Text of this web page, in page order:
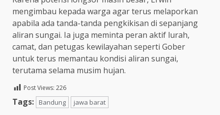
mengimbau kepada warga agar terus melaporkan
apabila ada tanda-tanda pengkikisan di sepanjang
aliran sungai. Ia juga meminta peran aktif lurah,
camat, dan petugas kewilayahan seperti Gober
untuk terus memantau kondisi aliran sungai,
terutama selama musim hujan.
Post Views: 226
Tags: Bandung jawa barat